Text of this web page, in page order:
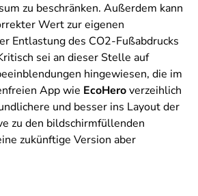
zu beschränken. Außerdem kann
Wert zur eigenen
Entlastung des CO2-Fußabdrucks
sei an dieser Stelle auf
hingewiesen, die im
App wie EcoHeroverzeihlich
und besser ins Layout der
zu den bildschirmfüllenden
zukünftige Version aber